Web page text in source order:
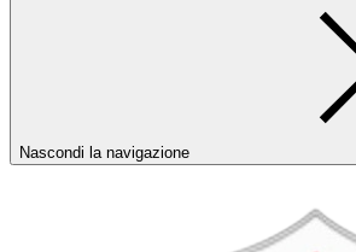
Nascondi la navigazione